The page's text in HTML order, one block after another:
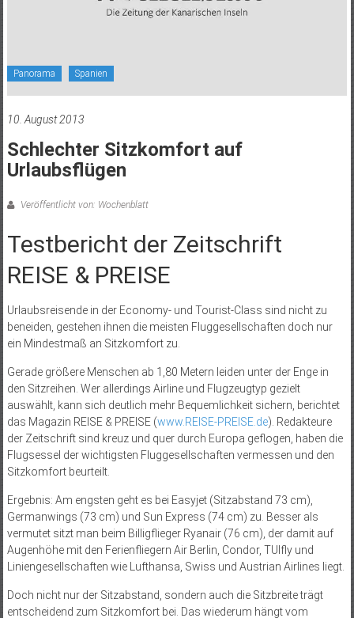
Panorama Spanien
10. August 2013
Schlechter Sitzkomfort auf
Urlaubsflügen
Veröffentlicht von: Wochenblatt
Testbericht der Zeitschrift
REISE & PREISE
Urlaubsreisende in der Economy- und Tourist-Class sind nicht zu
beneiden, gestehen ihnen die meisten Fluggesellschaften doch nur
ein Mindestmaß an Sitzkomfort zu.
Gerade größere Menschen ab 1,80 Metern leiden unter der Enge in
den Sitzreihen. Wer allerdings Airline und Flugzeugtyp gezielt
auswählt, kann sich deutlich mehr Bequemlichkeit sichern, berichtet
das Magazin REISE & PREISE (www.REISE-PREISE.de). Redakteure
der Zeitschrift sind kreuz und quer durch Europa geflogen, haben die
Flugsessel der wichtigsten Fluggesellschaften vermessen und den
Sitzkomfort beurteilt.
Ergebnis: Am engsten geht es bei Easyjet (Sitzabstand 73 cm),
Germanwings (73 cm) und Sun Express (74 cm) zu. Besser als
vermutet sitzt man beim Billigflieger Ryanair (76 cm), der damit auf
Augenhöhe mit den Ferienfliegern Air Berlin, Condor, TUIfly und
Liniengesellschaften wie Lufthansa, Swiss und Austrian Airlines liegt.
Doch nicht nur der Sitzabstand, sondern auch die Sitzbreite trägt
entscheidend zum Sitzkomfort bei. Das wiederum hängt vom